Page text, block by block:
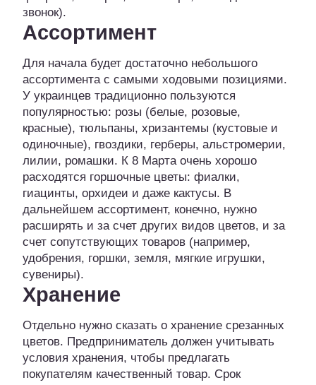
звонок).
Ассортимент
Для начала будет достаточно небольшого
ассортимента с самыми ходовыми позициями.
У украинцев традиционно пользуются
популярностью: розы (белые, розовые,
красные), тюльпаны, хризантемы (кустовые и
одиночные), гвоздики, герберы, альстромерии,
лилии, ромашки. К 8 Марта очень хорошо
расходятся горшочные цветы: фиалки,
гиацинты, орхидеи и даже кактусы. В
дальнейшем ассортимент, конечно, нужно
расширять и за счет других видов цветов, и за
счет сопутствующих товаров (например,
удобрения, горшки, земля, мягкие игрушки,
сувениры).
Хранение
Отдельно нужно сказать о хранение срезанных
цветов. Предприниматель должен учитывать
условия хранения, чтобы предлагать
покупателям качественный товар. Срок